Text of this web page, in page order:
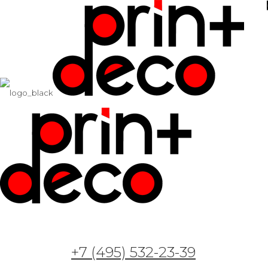
+7 (495) 532-23-39